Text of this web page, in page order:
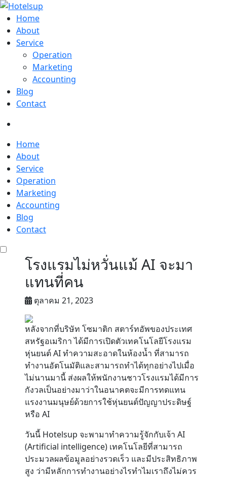
Home
About
Service
Operation
Marketing
Accounting
Blog
Contact
Home
About
Service
Operation
Marketing
Accounting
Blog
Contact
โรงแรมไม่หวั่นแม้ AI จะมา
แทนที่คน
ตุลาคม 21, 2023
หลังจากที่บริษัท โซมาติก สตาร์ทอัพของประเทศ
สหรัฐอเมริกา ได้มีการเปิดตัวเทคโนโลยีโรงแรม
หุ่นยนต์ AI ทำความสะอาดในห้องน้ำ ที่สามารถ
ทำงานอัตโนมัติและสามารถทำได้ทุกอย่างไปเมื่อ
ไม่นานมานี้ ส่งผลให้พนักงานชาวโรงแรมได้มีการ
กังวลเป็นอย่างมาว่าในอนาคตจะมีการทดแทน
แรงงานมนุษย์ด้วยการใช้หุ่นยนต์ปัญญาประดิษฐ์
หรือ AI
วันนี้ Hotelsup จะพามาทำความรู้จักกับเจ้า AI
(Artificial intelligence) เทคโนโลยีที่สามารถ
ประมวลผลข้อมูลอย่างรวดเร็ว และมีประสิทธิภาพ
สูง ว่ามีหลักการทำงานอย่างไรทำไมเราถึงไม่ควร